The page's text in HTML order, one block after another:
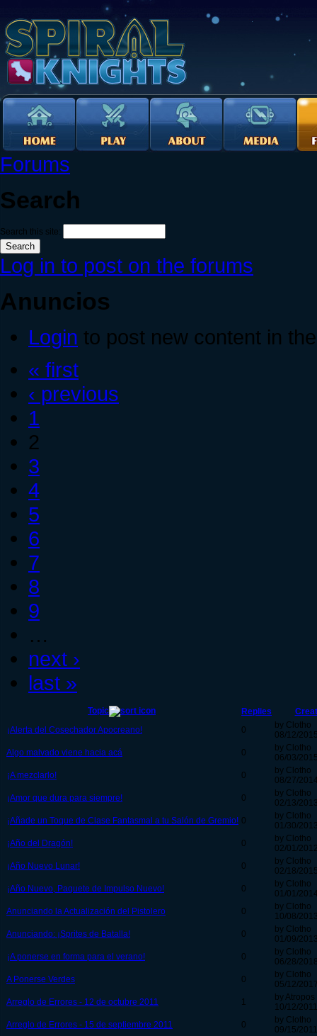
Forums
Search
Search this site:
Log in to post on the forums
Anuncios
Login to post new content in
« first
‹ previous
1
2
3
4
5
6
7
8
9
…
next ›
last »
Topic Replies
¡Alerta del Cosechador Apocreano!
0
by Clotho
08/12/
Algo malvado viene hacia acá
0
by Clotho
06/03/
¡A mezclarlo!
0
by Clotho
08/27/
¡Amor que dura para siempre!
0
by Clotho
02/13/
¡Añade un Toque de Clase Fantasmal a tu Salón de Gremio! 0
by Clotho
01/30/
¡Año del Dragón!
0
by Clotho
02/01/
¡Año Nuevo Lunar!
0
by Clotho
02/18/
¡Año Nuevo, Paquete de Impulso Nuevo!
0
by Clotho
01/01/
Anunciando la Actualización del Pistolero
0
by Clotho
10/08/
Anunciando: ¡Sprites de Batalla!
0
by Clotho
01/09/
¡A ponerse en forma para el verano!
0
by Clotho
06/28/
A Ponerse Verdes
0
by Clotho
05/12/
Arreglo de Errores - 12 de octubre 2011
1
by Atropos
10/12/
Arreglo de Errores - 15 de septiembre 2011
0
by Clotho
09/15/